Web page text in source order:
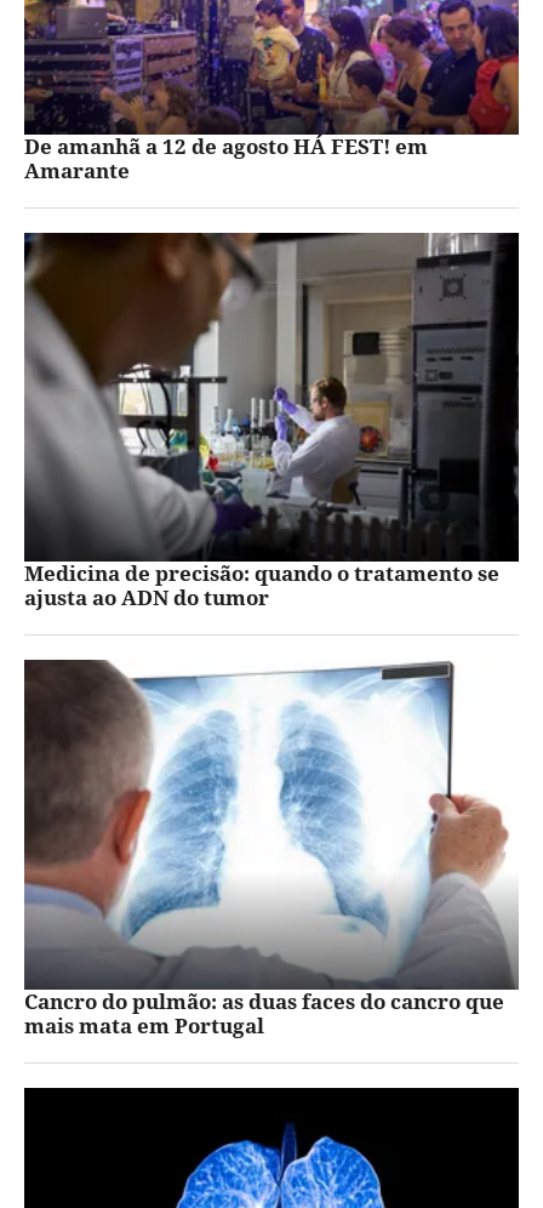
De amanhã a 12 de agosto HÁ FEST! em
Amarante
Medicina de precisão: quando o tratamento se
ajusta ao ADN do tumor
Cancro do pulmão: as duas faces do cancro que
mais mata em Portugal